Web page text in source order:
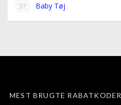
37 Baby Tøj
MEST BRUGTE RABATKODER